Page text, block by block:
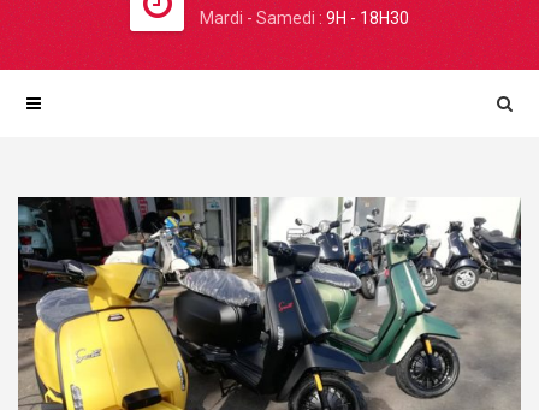
Mardi - Samedi : 9H - 18H30
VOUS ÊTES ICI